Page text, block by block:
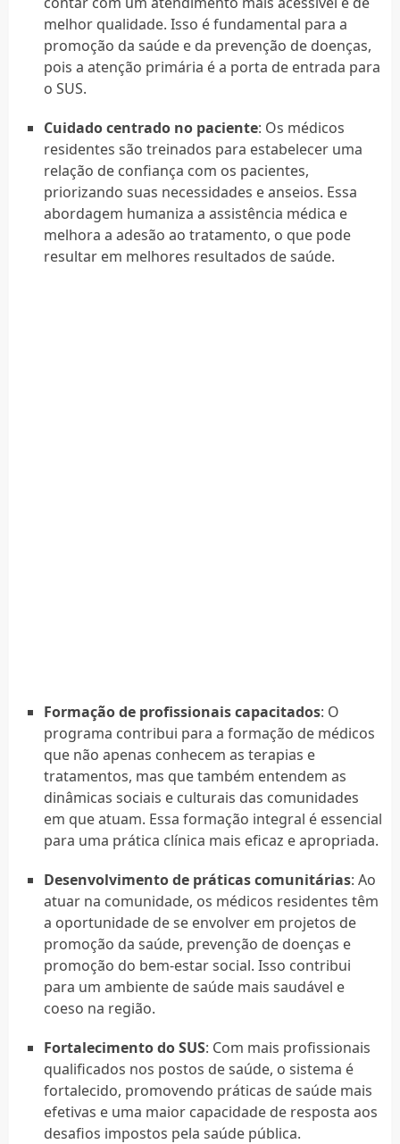
melhor qualidade. Isso é fundamental para a
promoção da saúde e da prevenção de doenças,
pois a atenção primária é a porta de entrada para
o SUS.
Cuidado centrado no paciente: Os médicos
residentes são treinados para estabelecer uma
relação de confiança com os pacientes,
priorizando suas necessidades e anseios. Essa
abordagem humaniza a assistência médica e
melhora a adesão ao tratamento, o que pode
resultar em melhores resultados de saúde.
Formação de profissionais capacitados: O
programa contribui para a formação de médicos
que não apenas conhecem as terapias e
tratamentos, mas que também entendem as
dinâmicas sociais e culturais das comunidades
em que atuam. Essa formação integral é essencial
para uma prática clínica mais eficaz e apropriada.
Desenvolvimento de práticas comunitárias: Ao
atuar na comunidade, os médicos residentes têm
a oportunidade de se envolver em projetos de
promoção da saúde, prevenção de doenças e
promoção do bem-estar social. Isso contribui
para um ambiente de saúde mais saudável e
coeso na região.
Fortalecimento do SUS: Com mais profissionais
qualificados nos postos de saúde, o sistema é
fortalecido, promovendo práticas de saúde mais
efetivas e uma maior capacidade de resposta aos
desafios impostos pela saúde pública.